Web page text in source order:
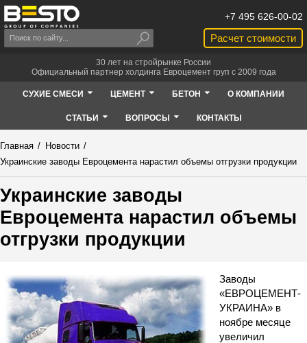
Расчет стоимости
+7 495 626-00-02
30 лет на стройрынке России
Официальный партнер холдинга Евроцемент груп с 2009 года
СУХИЕ СМЕСИ ЦЕМЕНТ БЕТОН О КОМПАНИИ
СТАТЬИ ВОПРОСЫ КОНТАКТЫ
Главная / Новости /
Украинские заводы Евроцемента нарастил объемы отгрузки продукции
Украинские заводы
Евроцемента нарастил объемы
отгрузки продукции
Заводы
«ЕВРОЦЕМЕНТ-
УКРАИНА» в
ноябре месяце
увеличил